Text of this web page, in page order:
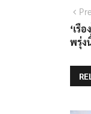
แ
เรื่
‘เรื
พรุ่ง